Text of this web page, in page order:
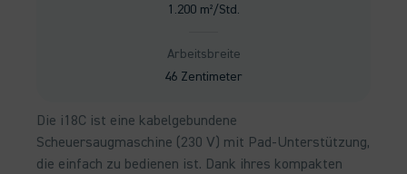
1.200 m²/Std.
Arbeitsbreite
46 Zentimeter
Die i18C ist eine kabelgebundene
Scheuersaugmaschine (230 V) mit Pad-Unterstützung,
die einfach zu bedienen ist. Dank ihres kompakten